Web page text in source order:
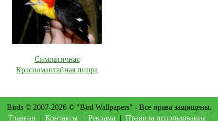
Симпатичная
Красномантайная пипра
Birds © 2007-2026 © "Bird Wallpapers" - Все права защищены.
Главная | Контакты | Реклама | Правила использования |